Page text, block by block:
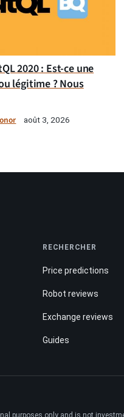
2020 : Est-ce une
légitime ? Nous
août 3, 2026
RECHERCHER
Price predictions
Robot reviews
Exchange reviews
Guides
purposes only and is not